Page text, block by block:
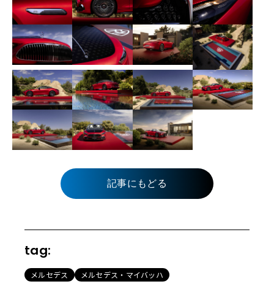
記事にもどる
tag:
メルセデス メルセデス・マイバッハ